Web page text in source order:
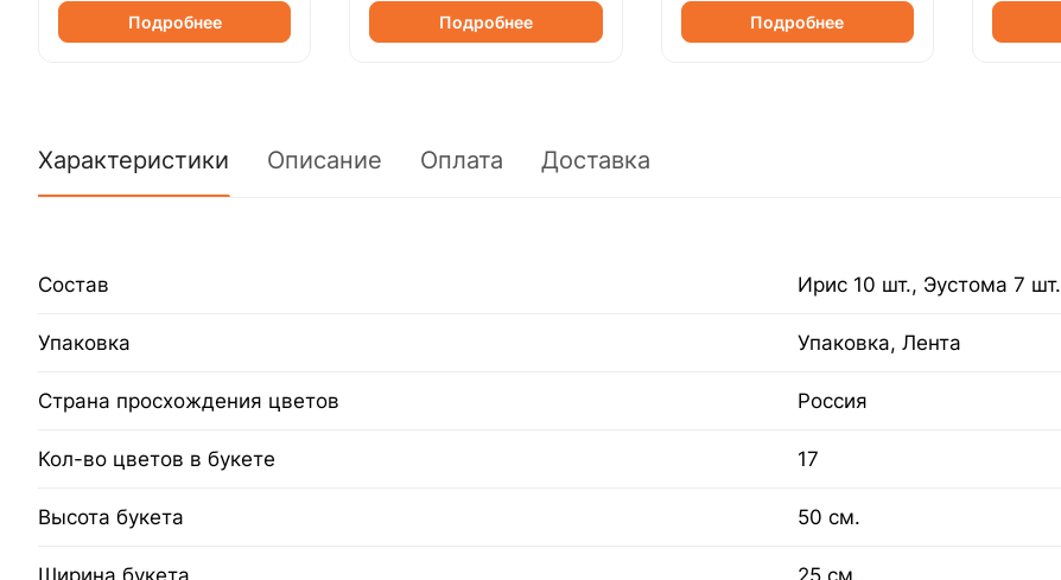
Подробнее Подробнее Подробнее
Характеристики Описание Оплата Доставка
Состав Ирис 10 шт., Эустома 7 шт.
Упаковка Упаковка, Лента
Страна просхождения цветов Россия
Кол-во цветов в букете 17
Высота букета 50 см.